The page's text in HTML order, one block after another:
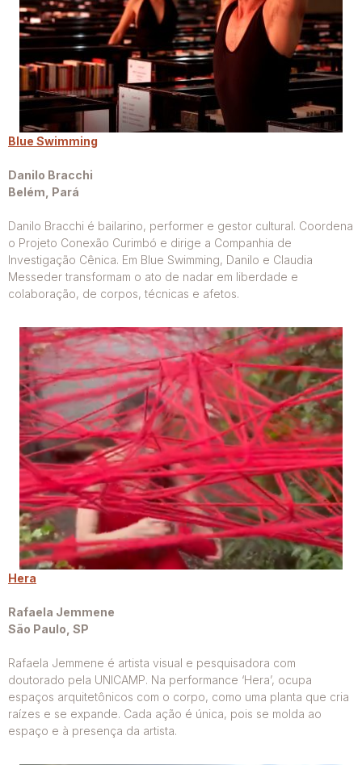
Blue Swimming
Danilo Bracchi
Belém, Pará
Danilo Bracchi é bailarino, performer e gestor cultural. Coordena
o Projeto Conexão Curimbó e dirige a Companhia de
Investigação Cênica. Em Blue Swimming, Danilo e Claudia
Messeder transformam o ato de nadar em liberdade e
colaboração, de corpos, técnicas e afetos.
Hera
Rafaela Jemmene
São Paulo, SP
Rafaela Jemmene é artista visual e pesquisadora com
doutorado pela UNICAMP. Na performance ‘Hera’, ocupa
espaços arquitetônicos com o corpo, como uma planta que cria
raízes e se expande. Cada ação é única, pois se molda ao
espaço e à presença da artista.